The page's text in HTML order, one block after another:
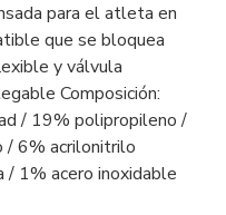
para el atleta en
que se bloquea
y válvula
Composición:
/ 19% polipropileno /
6% acrilonitrilo
1% acero inoxidable